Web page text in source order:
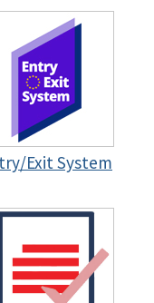
Exit System